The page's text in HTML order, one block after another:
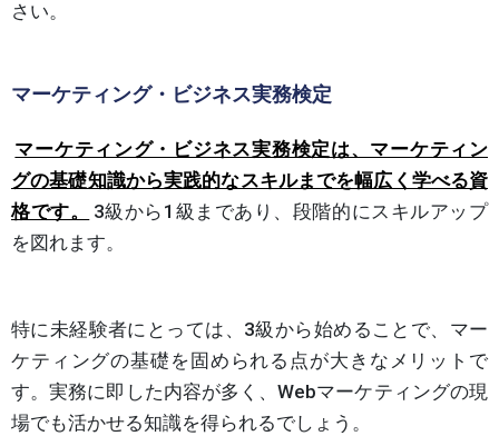
さい。
マーケティング・ビジネス実務検定
マーケティング・ビジネス実務検定は、マーケティン
グの基礎知識から実践的なスキルまでを幅広く学べる資
格です。
3級から1級まであり、段階的にスキルアップ
を図れます。
特に未経験者にとっては、3級から始めることで、マー
ケティングの基礎を固められる点が大きなメリットで
す。実務に即した内容が多く、Webマーケティングの現
場でも活かせる知識を得られるでしょう。